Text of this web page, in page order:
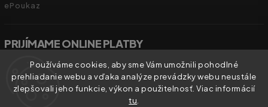
Používáme cookies, aby sme Vám umožnili pohodlné
prehliadanie webu a vďaka analýze prevádzky webu neustále
zlepšovali jeho funkcie, výkon a použitelnosť. Viac informácií
tu
ePoukaz
PRIJÍMAME ONLINE PLATBY